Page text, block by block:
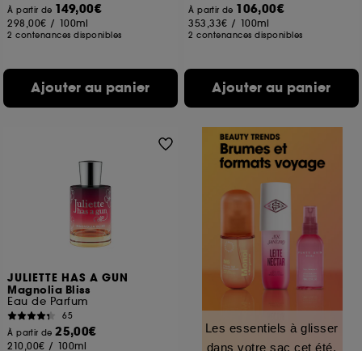
À partir de 149,00€
298,00€ / 100ml
2 contenances disponibles
Ajouter au panier
À partir de 106,00€
353,33€ / 100ml
2 contenances disponibles
Ajouter au panier
JULIETTE HAS A GUN
Magnolia Bliss
Eau de Parfum
65
À partir de25,00€
210,00€ / 100ml
Les essentiels à glisser
dans votre sac cet été.